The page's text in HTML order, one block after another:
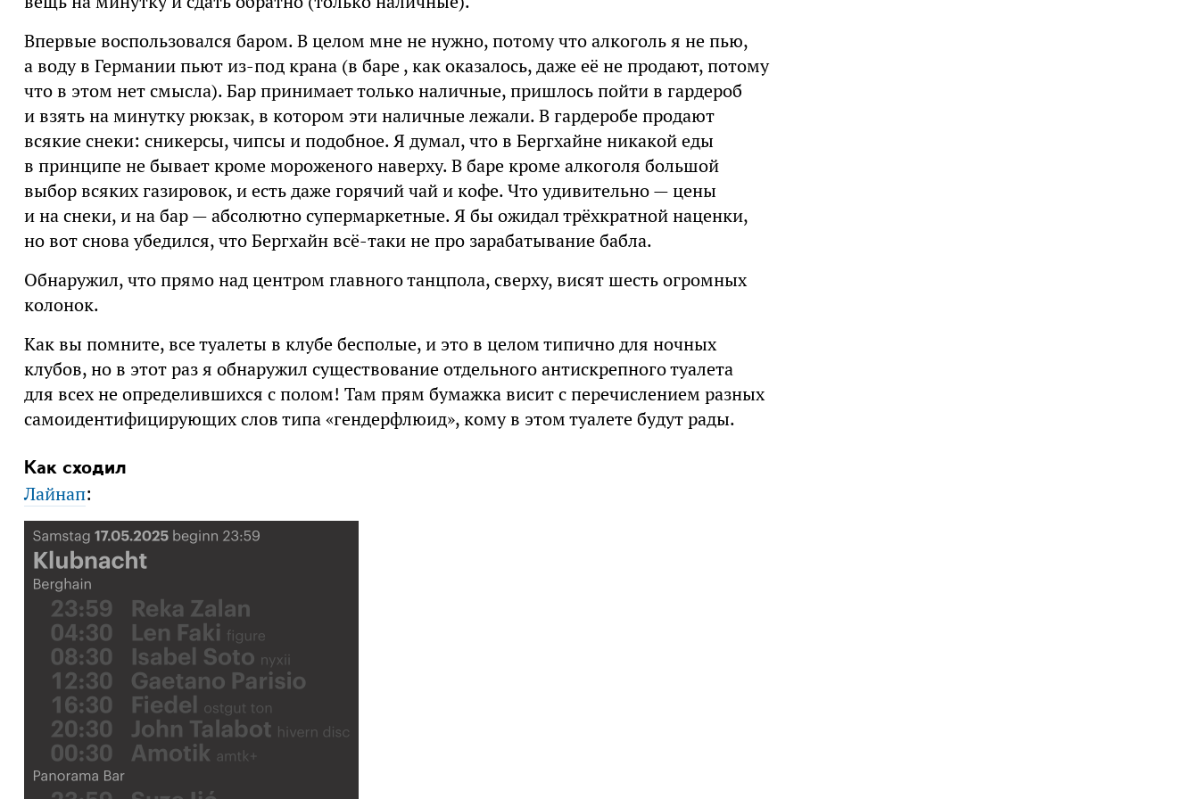
Впервые воспользовался баром. В целом мне не нужно, потому что алкоголь я не пью,
а воду в Германии пьют из-под крана (в баре , как оказалось, даже её не продают, потому
что в этом нет смысла). Бар принимает только наличные, пришлось пойти в гардероб
и взять на минутку рюкзак, в котором эти наличные лежали. В гардеробе продают
всякие снеки: сникерсы, чипсы и подобное. Я думал, что в Бергхайне никакой еды
в принципе не бывает кроме мороженого наверху. В баре кроме алкоголя большой
выбор всяких газировок, и есть даже горячий чай и кофе. Что удивительно — цены
и на снеки, и на бар — абсолютно супермаркетные. Я бы ожидал трёхкратной наценки,
но вот снова убедился, что Бергхайн всё-таки не про зарабатывание бабла.
Обнаружил, что прямо над центром главного танцпола, сверху, висят шесть огромных
колонок.
Как вы помните, все туалеты в клубе бесполые, и это в целом типично для ночных
клубов, но в этот раз я обнаружил существование отдельного антискрепного туалета
для всех не определившихся с полом! Там прям бумажка висит с перечислением разных
самоидентифицирующих слов типа «гендерфлюид», кому в этом туалете будут рады.
Как сходил
Лайнап: